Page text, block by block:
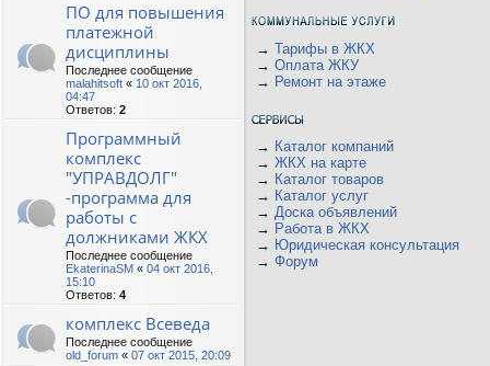
ПО для повышения
платежной
дисциплины
Последнее сообщение
malahitsoft « 10 окт 2016,
04:47
Ответов: 2
Программный
комплекс
"УПРАВДОЛГ"
-программа для
работы с
должниками ЖКХ
Последнее сообщение
EkaterinaSM « 04 окт 2016,
15:10
Ответов: 4
комплекс Всеведа
Последнее сообщение
old_forum « 07 окт 2015, 20:09
→ Тарифы в ЖКХ
→ Оплата ЖКУ
→ Ремонт на этаже
→ Каталог компаний
→ ЖКХ на карте
→ Каталог товаров
→ Каталог услуг
→ Доска объявлений
→ Работа в ЖКХ
→ Юридическая консультация
→ Форум